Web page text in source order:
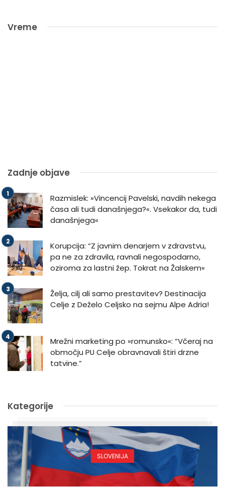
Vreme
Zadnje objave
Razmislek: »Vincencij Pavelski, navdih nekega
časa ali tudi današnjega?«. Vsekakor da, tudi
današnjega«
Korupcija: “Z javnim denarjem v zdravstvu,
pa ne za zdravila, ravnali negospodarno,
oziroma za lastni žep. Tokrat na Žalskem«
Želja, cilj ali samo prestavitev? Destinacija
Celje z Deželo Celjsko na sejmu Alpe Adria!
Mrežni marketing po »romunsko«: “Včeraj na
območju PU Celje obravnavali štiri drzne
tatvine.”
Kategorije
SLOVENIJA